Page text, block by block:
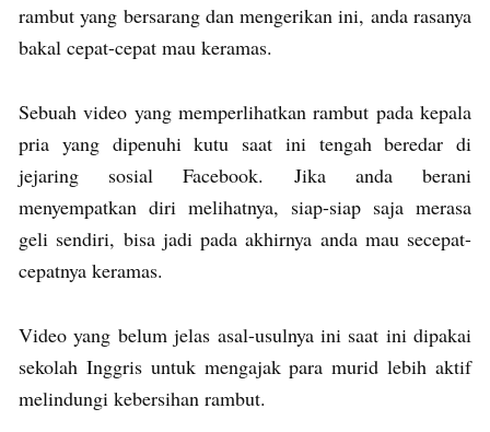
rambut yang bersarang dan mengerikan ini, anda rasanya
bakal cepat-cepat mau keramas.
Sebuah video yang memperlihatkan rambut pada kepala
pria yang dipenuhi kutu saat ini tengah beredar di
jejaring sosial Facebook. Jika anda berani
menyempatkan diri melihatnya, siap-siap saja merasa
geli sendiri, bisa jadi pada akhirnya anda mau secepat-
cepatnya keramas.
Video yang belum jelas asal-usulnya ini saat ini dipakai
sekolah Inggris untuk mengajak para murid lebih aktif
melindungi kebersihan rambut.